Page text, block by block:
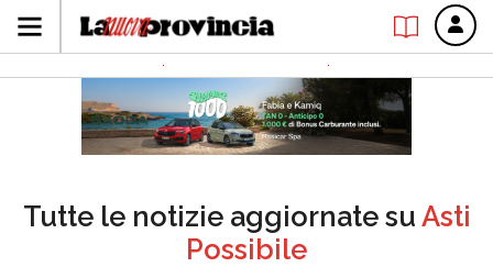
Tutte le notizie aggiornate su Asti
Possibile